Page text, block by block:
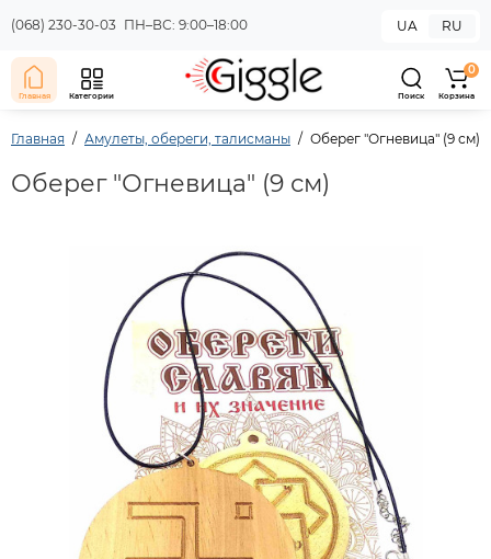
(068) 230-30-03 ПН–ВС: 9:00–18:00 UA RU
Главная Категории Поиск
0
Корзина
Главная Амулеты, обереги, талисманы Оберег "Огневица" (9 см)
Оберег "Огневица" (9 см)